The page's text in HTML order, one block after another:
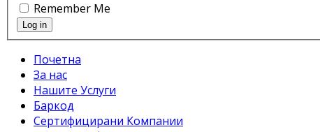
Remember Me
Почетна
За нас
Нашите Услуги
Баркод
Сертифицирани Компании